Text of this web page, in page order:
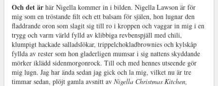
Och det ärhär Nigella kommer in i bilden. Nigella Lawson är för
mig som en tröstande filt och ett balsam för själen, hon lugnar den
fladdrande oron som slagit sig till ro i kroppen och vaggar in mig i en
trygg och varm värld fylld av klibbiga revbenspjäll med chili,
klumpigt hackade salladslökar, trippelchokladbrownies och kylskåp
fyllda av rester som hon gladerligen mumsar i sig nattens skyddande
mörker iklädd sidenmorgonrock. Till och med hennes utseende gör
mig lugn. Jag har ända sedan jag gick och la mig, vilket nu är tre
timmar sedan, plöjt gamla avsnitt av Nigella Christmas Kitchen,